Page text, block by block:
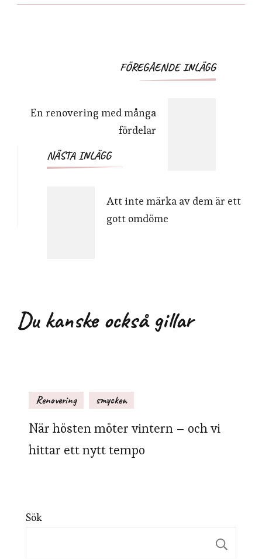
Inläggsnavigering
FÖREGÅENDE INLÄGG
En renovering med många
fördelar
NÄSTA INLÄGG
Att inte märka av dem är ett
gott omdöme
Du kanske också gillar
Renovering smycken
När hösten möter vintern – och vi
hittar ett nytt tempo
Sök